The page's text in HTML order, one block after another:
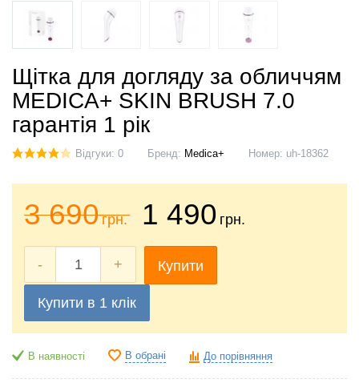
Щітка для догляду за обличчям
MEDICA+ SKIN BRUSH 7.0
гарантія 1 рік
Відгуки: 0 Бренд: Medica+ Номер: uh-18362
3 690грн. 1 490 грн.
- + Купити
Купити в 1 клік
В наявності В обрані До порівняння